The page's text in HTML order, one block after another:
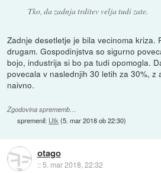
Tko, da zadnja trditev velja tudi zate.
Zadnje desetletje je bila vecinoma kriza.
drugam. Gospodinjstva so sigurno
bojo, industrija si bo pa tudi opomogla.
povecala v naslednjih 30 letih za 30%, z
naivno.
Zgodovina sprememb…
spremenil: Utk(5. mar 2018 ob 22:30)
otago
::5. mar 2018, 22:32